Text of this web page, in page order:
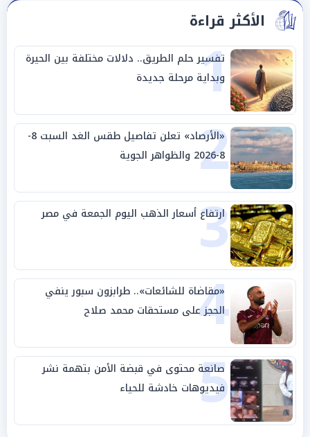
الأكثر قراءة
1
تفسير حلم الطريق.. دلالات مختلفة بين الحيرة
وبداية مرحلة جديدة
2
«الأرصاد» تعلن تفاصيل طقس الغد السبت 8-
8-2026 والظواهر الجوية
3
ارتفاع أسعار الذهب اليوم الجمعة في مصر
4
«مقاضاة للشائعات».. طرابزون سبور ينفي
الحجز على مستحقات محمد صلاح
5
صانعة محتوى في قبضة الأمن بتهمة نشر
فيديوهات خادشة للحياء